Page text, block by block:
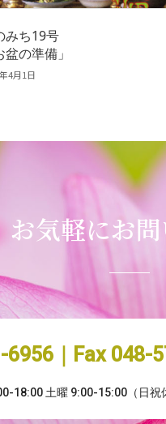
みち19号
盆の準備」
4月1日
お気軽にお問
6956｜Fax 048-
18:00 土曜 9:00-15:00（日祝